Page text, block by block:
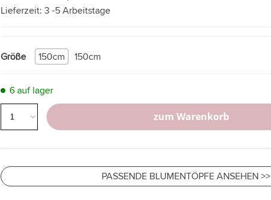
Lieferzeit: 3 -5 Arbeitstage
Größe 150cm 150cm
6 auf lager
zum Warenkorb
PASSENDE BLUMENTÖPFE ANSEHEN >>